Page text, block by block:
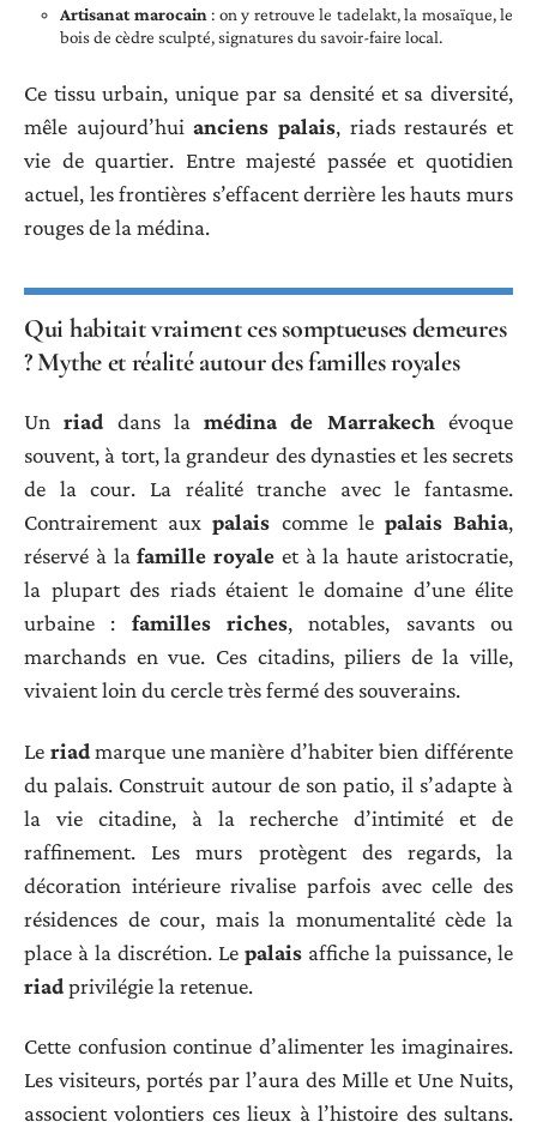
Artisanat marocain: on y retrouve le tadelakt, la mosaïque, le
bois de cèdre sculpté, signatures du savoir-faire local.
Ce tissu urbain, unique par sa densité et sa diversité,
mêle aujourd’huianciens palais, riads restaurés et
vie de quartier. Entre majesté passée et quotidien
actuel, les frontières s’effacent derrière les hauts murs
rouges de la médina.
Qui habitait vraiment ces somptueuses demeures
? Mythe et réalité autour des familles royales
Unriad dans lamédina de Marrakechévoque
souvent, à tort, la grandeur des dynasties et les secrets
de la cour. La réalité tranche avec le fantasme.
Contrairement auxpalais comme le palais Bahia,
réservé à lafamille royale et à la haute aristocratie,
la plupart des riads étaient le domaine d’une élite
urbaine : familles riches, notables, savants ou
marchands en vue. Ces citadins, piliers de la ville,
vivaient loin du cercle très fermé des souverains.
Le riadmarque une manière d’habiter bien différente
du palais. Construit autour de son patio, il s’adapte à
la vie citadine, à la recherche d’intimité et de
raffinement. Les murs protègent des regards, la
décoration intérieure rivalise parfois avec celle des
résidences de cour, mais la monumentalité cède la
place à la discrétion. Le palais affiche la puissance, le
riadprivilégie la retenue.
Cette confusion continue d’alimenter les imaginaires.
Les visiteurs, portés par l’aura des Mille et Une Nuits,
associent volontiers ces lieux à l’histoire des sultans.